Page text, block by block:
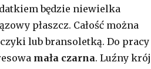
będzie niewielka
płaszcz. Całość można
lub bransoletką. Do pracy
mała czarna. Luźny krój